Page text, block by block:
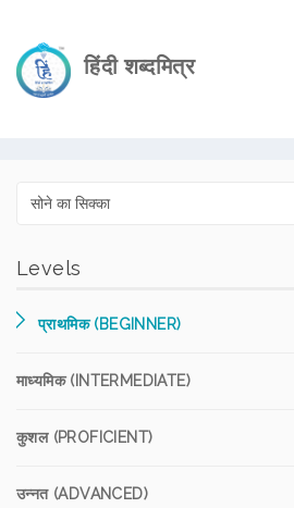
हिंदी शब्दमित्र
Levels
प्राथमिक (BEGINNER)
माध्यमिक (INTERMEDIATE)
कुशल (PROFICIENT)
उन्नत (ADVANCED)